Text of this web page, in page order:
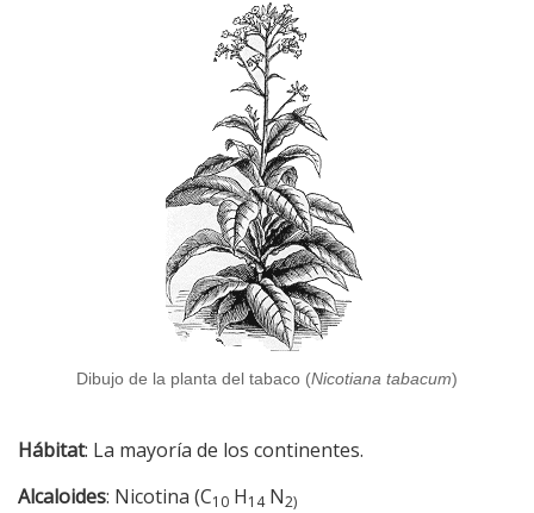
Dibujo de la planta del tabaco (Nicotiana tabacum)
Hábitat: La mayoría de los continentes.
Alcaloides: Nicotina (C10 H14 N2)